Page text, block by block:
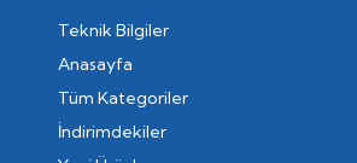
Teknik Bilgiler
Anasayfa
Tüm Kategoriler
İndirimdekiler